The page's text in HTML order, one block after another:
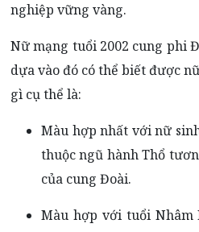
nghiệp vững vàng.
Nữ mạng tuổi 2002 cung phi
dựa vào đó có thể biết được
gì cụ thể là:
Màu hợp nhất với nữ
thuộc ngũ hành Thổ
của cung Đoài.
Màu hợp với tuổi Nhâm